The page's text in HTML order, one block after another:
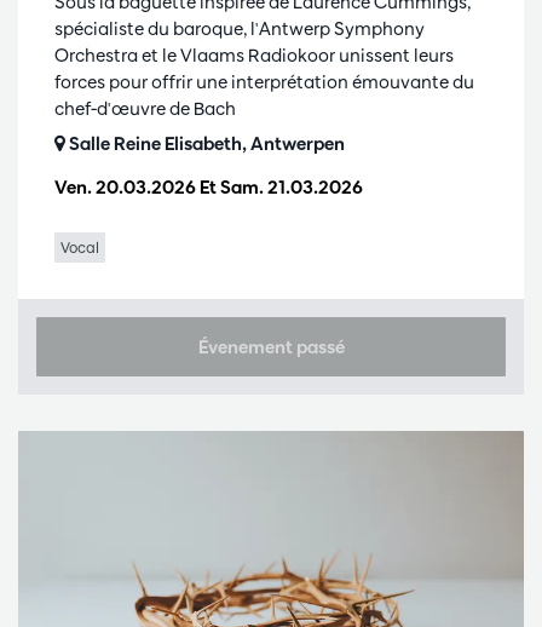
Ven. 20.03.2026 EtSam. 21.03.2026
spécialiste du baroque, l'Antwerp Symphony
Orchestra et le Vlaams Radiokoor unissent leurs
forces pour offrir une interprétation émouvante du
chef-d'œuvre de Bach
Salle Reine Elisabeth, Antwerpen
Vocal
Évenement passé